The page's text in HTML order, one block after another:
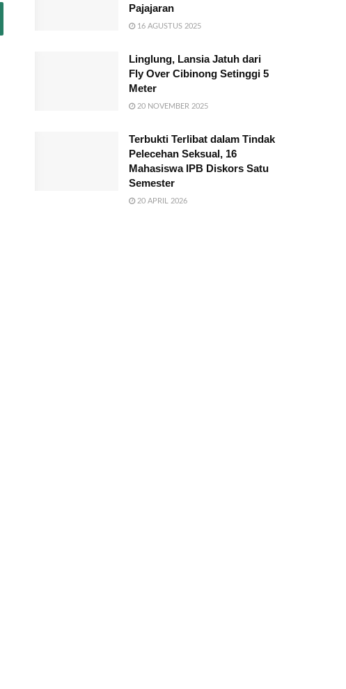
Pajajaran
16 AGUSTUS 2025
Linglung, Lansia Jatuh dari
Fly Over Cibinong Setinggi 5
Meter
20 NOVEMBER 2025
Terbukti Terlibat dalam Tindak
Pelecehan Seksual, 16
Mahasiswa IPB Diskors Satu
Semester
20 APRIL 2026